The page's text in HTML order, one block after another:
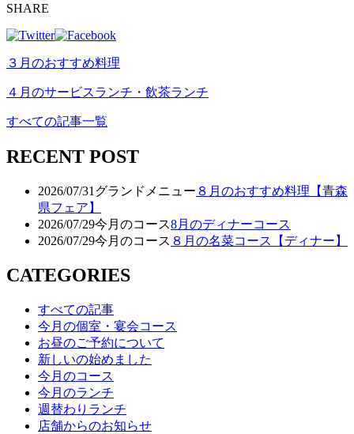
SHARE
３月のおすすめ料理
４月のサービスランチ・飲茶ランチ
すべての記事一覧
RECENT POST
2026/07/31 グランドメニュー ８月のおすすめ料理【青森
県フェア】
2026/07/29今月のコース8月のディナーコース
2026/07/29今月のコース ８月の名菜コース【ディナー】
CATEGORIES
すべての記事
今月の個室・宴会コース
お昼のご予約について
新しいの始めました
今月のコース
今月のランチ
週替わりランチ
店舗からのお知らせ